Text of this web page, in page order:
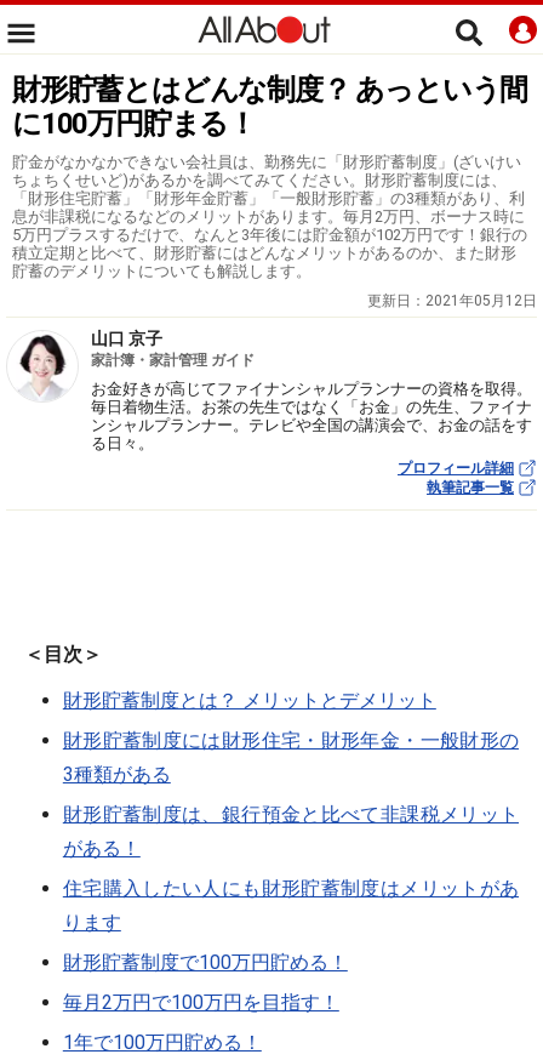
財形貯蓄とはどんな制度？ あっという間
に100万円貯まる！
貯金がなかなかできない会社員は、勤務先に「財形貯蓄制度」(ざいけい
ちょちくせいど)があるかを調べてみてください。財形貯蓄制度には、
「財形住宅貯蓄」「財形年金貯蓄」「一般財形貯蓄」の3種類があり、利
息が非課税になるなどのメリットがあります。毎月2万円、ボーナス時に
5万円プラスするだけで、なんと3年後には貯金額が102万円です！銀行の
積立定期と比べて、財形貯蓄にはどんなメリットがあるのか、また財形
貯蓄のデメリットについても解説します。
更新日： 2021年05月12日
山口 京子
家計簿・家計管理 ガイド
お金好きが高じてファイナンシャルプランナーの資格を取得。
毎日着物生活。お茶の先生ではなく「お金」の先生、ファイナ
ンシャルプランナー。テレビや全国の講演会で、お金の話をす
る日々。
プロフィール詳細
執筆記事一覧
＜目次＞
財形貯蓄制度とは？ メリットとデメリット
財形貯蓄制度には財形住宅・財形年金・一般財形の
3種類がある
財形貯蓄制度は、銀行預金と比べて非課税メリット
がある！
住宅購入したい人にも財形貯蓄制度はメリットがあ
ります
財形貯蓄制度で100万円貯める！
毎月2万円で100万円を目指す！
1年で100万円貯める！